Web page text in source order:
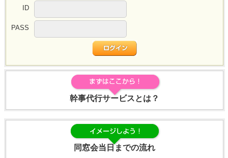
ID
PASS
幹事代行サービスとは？
同窓会当日までの流れ